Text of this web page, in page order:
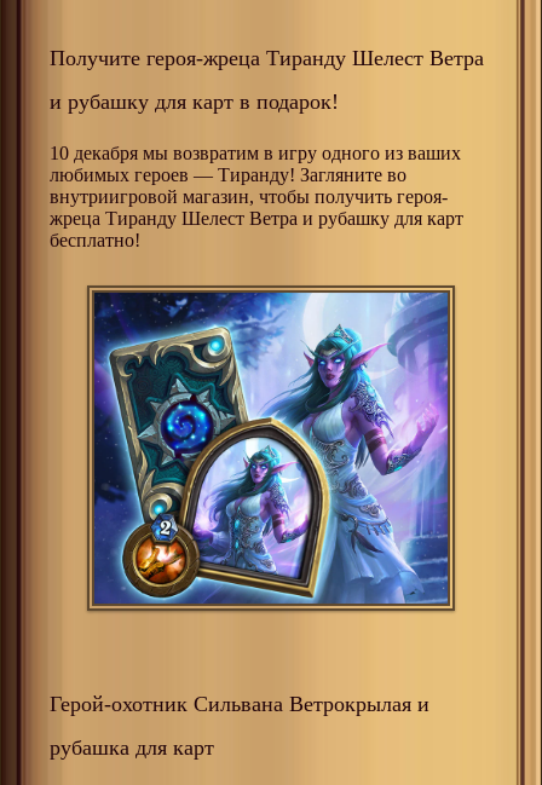
Получите героя-жреца Тиранду Шелест Ветра
и рубашку для карт в подарок!
10 декабря мы возвратим в игру одного из ваших
любимых героев — Тиранду! Загляните во
внутриигровой магазин, чтобы получить героя-
жреца Тиранду Шелест Ветра и рубашку для карт
бесплатно!
Герой-охотник Сильвана Ветрокрылая и
рубашка для карт